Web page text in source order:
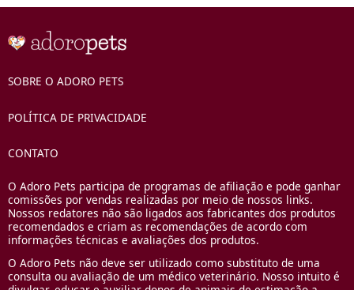
SOBRE O ADORO PETS
POLÍTICA DE PRIVACIDADE
CONTATO
O Adoro Pets participa de programas de afiliação e pode ganhar
comissões por vendas realizadas por meio de nossos links.
Nossos redatores não são ligados aos fabricantes dos produtos
recomendados e criam as recomendações de acordo com
informações técnicas e avaliações dos produtos.
O Adoro Pets não deve ser utilizado como substituto de uma
consulta ou avaliação de um médico veterinário. Nosso intuito é